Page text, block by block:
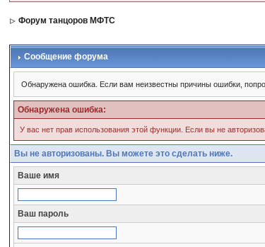
Форум танцоров МФТС
Сообщение форума
Обнаружена ошибка. Если вам неизвестны причины ошибки,
Обнаружена ошибка:
У вас нет прав использования этой функции. Если вы не
Вы не авторизованы. Вы можете это сделать ниже.
Ваше имя
Ваш пароль